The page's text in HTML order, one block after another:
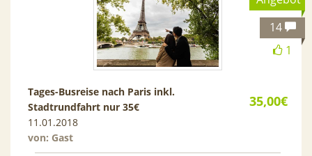
1
14
35,00€
Tages-Busreise nach Paris inkl.
Stadtrundfahrt nur 35€
11.01.2018
von: Gast